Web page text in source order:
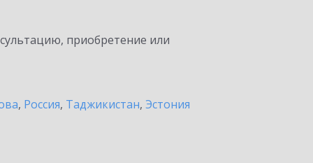
приобретение или
, Россия, Таджикистан, Эстония